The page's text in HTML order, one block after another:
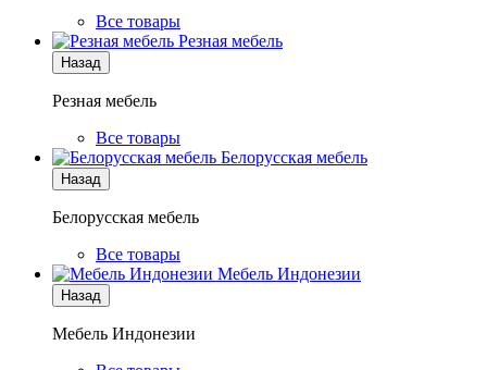
Все товары
Резная мебель
Назад
Резная мебель
Все товары
Белорусская мебель
Назад
Белорусская мебель
Все товары
Мебель Индонезии
Назад
Мебель Индонезии